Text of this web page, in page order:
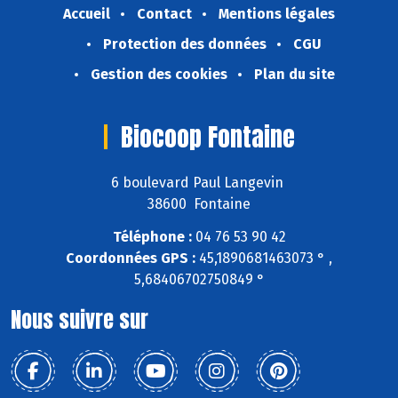
Accueil Contact
Mentions légales
Protection des données
CGU
Gestion des cookies
Plan du site
Biocoop Fontaine
6 boulevard Paul Langevin
38600 Fontaine
Téléphone :04 76 53 90 42
Coordonnées GPS : 45,1890681463073 ° ,
5,68406702750849 °
Nous suivre sur